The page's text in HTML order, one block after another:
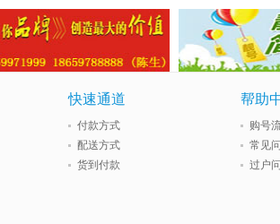
快速通道
付款方式
配送方式
货到付款
帮助
购号
常见
过户